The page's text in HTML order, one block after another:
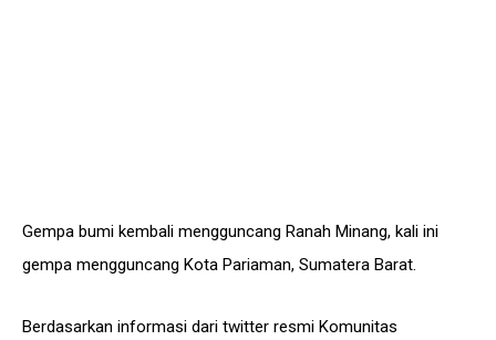
Gempa bumi kembali mengguncang Ranah Minang, kali ini
gempa mengguncang Kota Pariaman, Sumatera Barat.
Berdasarkan informasi dari twitter resmi Komunitas